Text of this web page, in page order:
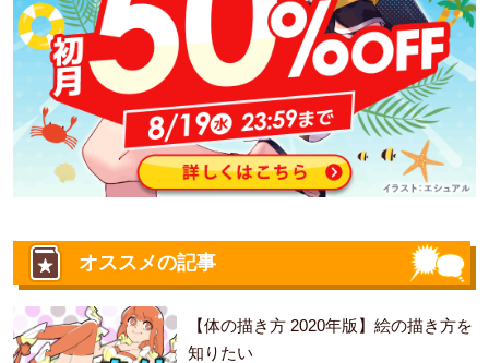
オススメの記事
【体の描き方 2020年版】絵の描き方を
知りたい